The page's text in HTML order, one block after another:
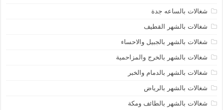
شغالات بالساعه جدة
شغالات بالشهر القطيف
شغالات بالشهر بالجبيل والاحساء
شغالات بالشهر بالخرج والمزاحمية
شغالات بالشهر بالدمام والخبر
شغالات بالشهر بالرياض
شغالات بالشهر بالطائف ومكة